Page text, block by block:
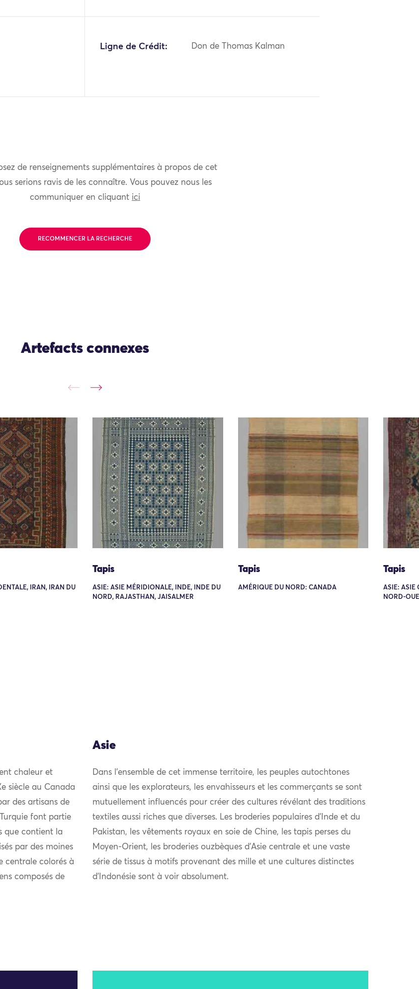
Ligne de Crédit: Don de Thomas Kalman
de renseignements supplémentaires à propos de cet
serions ravis de les connaître. Vous pouvez nous les
communiquer en cliquant ici
RECOMMENCER LA RECHERCHE
Artefacts connexes
IRAN, IRAN DU
Tapis
ASIE: ASIE MÉRIDIONALE, INDE, INDE DU
NORD, RAJASTHAN, JAISALMER
Tapis
AMÉRIQUE DU NORD: CANADA
Tapis
ASIE: ASIE
NORD-
chaleur et
siècle au Canada
des artisans de
font partie
que contient la
par des moines
centrale colorés à
composés de
Asie
Dans l’ensemble de cet immense territoire, les peuples autochtones
ainsi que les explorateurs, les envahisseurs et les commerçants se sont
mutuellement influencés pour créer des cultures révélant des traditions
textiles aussi riches que diverses. Les broderies populaires d’Inde et du
Pakistan, les vêtements royaux en soie de Chine, les tapis perses du
Moyen-Orient, les broderies ouzbèques d’Asie centrale et une vaste
série de tissus à motifs provenant des mille et une cultures distinctes
d’Indonésie sont à voir absolument.